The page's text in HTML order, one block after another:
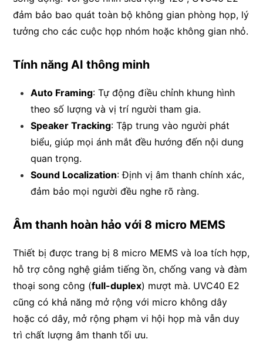
đảm bảo bao quát toàn bộ không gian phòng họp, lý
tưởng cho các cuộc họp nhóm hoặc không gian nhỏ.
Tính năng AI thông minh
Auto Framing: Tự động điều chỉnh khung hình
theo số lượng và vị trí người tham gia.
Speaker Tracking: Tập trung vào người phát
biểu, giúp mọi ánh mắt đều hướng đến nội dung
quan trọng.
Sound Localization: Định vị âm thanh chính xác,
đảm bảo mọi người đều nghe rõ ràng.
Âm thanh hoàn hảo với 8 micro MEMS
Thiết bị được trang bị 8 micro MEMS và loa tích hợp,
hỗ trợ công nghệ giảm tiếng ồn, chống vang và đàm
thoại song công (full-duplex) mượt mà. UVC40 E2
cũng có khả năng mở rộng với micro không dây
hoặc có dây, mở rộng phạm vi hội họp mà vẫn duy
trì chất lượng âm thanh tối ưu.